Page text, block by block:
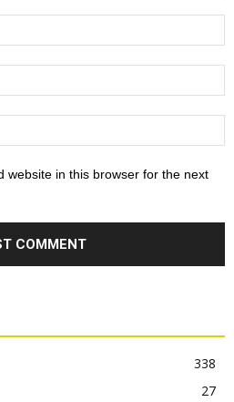
website in this browser for the next
338
27